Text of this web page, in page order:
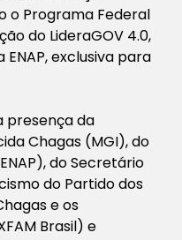
o Programa Federal
do LideraGOV 4.0,
exclusiva para
presença da
Chagas (MGI), do
do Secretário
do Partido dos
e os
Brasil) e